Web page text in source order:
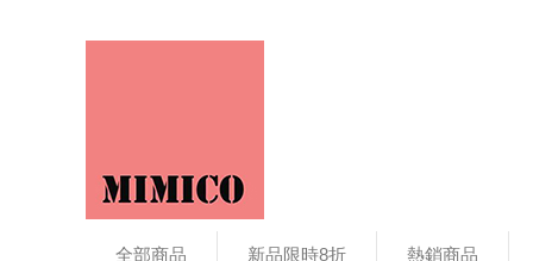
全部商品 新品限時8折 熱銷商品